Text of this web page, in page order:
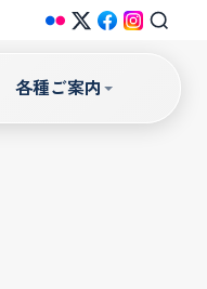
各種ご案内